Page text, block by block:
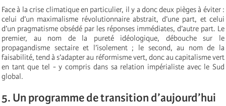
Face à la crise climatique en particulier, il y a donc deux pièges à éviter :
celui d’un maximalisme révolutionnaire abstrait, d’une part, et celui
d’un pragmatisme obsédé par les réponses immédiates, d’autre part. Le
premier, au nom de la pureté idéologique, débouche sur le
propagandisme sectaire et l’isolement ; le second, au nom de la
faisabilité, tend à s’adapter au réformisme vert, donc au capitalisme vert
en tant que tel - y compris dans sa relation impérialiste avec le Sud
global.
5. Un programme de transition d’aujourd’hui